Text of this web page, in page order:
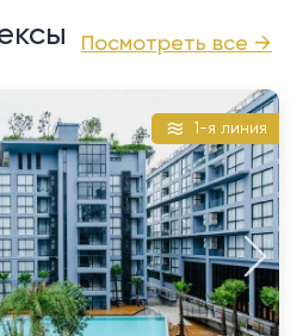
торгового центра
Пхукет, Ethereum Luxury
представляет собой
пляжей Банг Тао и Лаян
за 10 минут езды. Кроме того,
центров, таких как
за 15 минут, доехав
заведениям в
и рядом с комплексом
обеспечивает удобную
посещающими
посещающими аквапарки,
и часто посещающими
центры в Таланге. Его
возможности инженерной
земельные участки
как застройщиков, так и
Посмотреть все →
1-я линия